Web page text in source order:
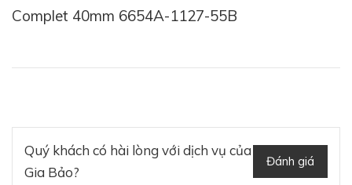
Complet 40mm 6654A-1127-55B
Quý khách có hài lòng với dịch vụ của
Gia Bảo?
Đánh giá